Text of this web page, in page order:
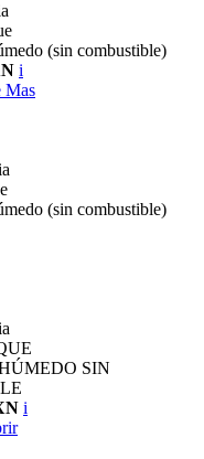
(sin combustible)
i
Mas
(sin combustible)
SIN
i